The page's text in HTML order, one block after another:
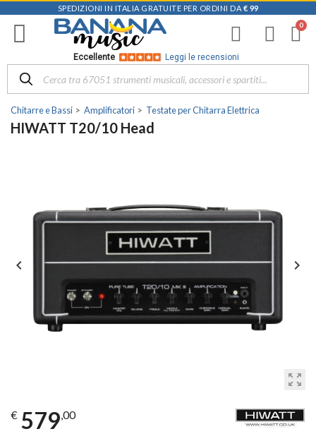
SPEDIZIONI IN ITALIA GRATUITE PER ORDINI DA € 99
Eccellente Leggi le recensioni
Chitarre e Bassi Amplificatori Testate per Chitarra Elettrica
HIWATT T20/10 Head
zoom_out_map
 
€ 579,00